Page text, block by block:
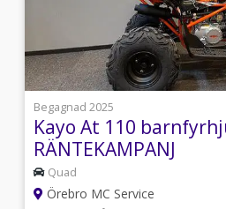
1
Begagnad 2025
Kayo At 110
RÄNTEKAMPANJ
Quad
Örebro MC Service